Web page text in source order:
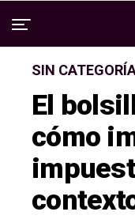
SIN
El
cómo